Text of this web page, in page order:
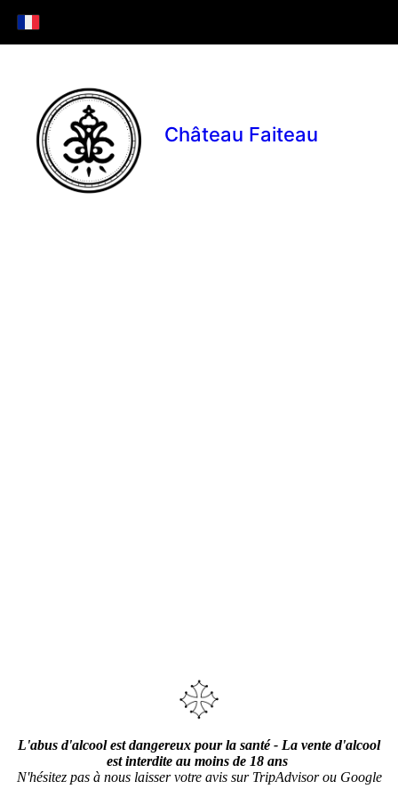
Château Faiteau
L'abus d'alcool est dangereux pour la santé - La vente d'alcool
est interdite au moins de 18 ans
N'hésitez pas à nous laisser votre avis sur TripAdvisor ou Google